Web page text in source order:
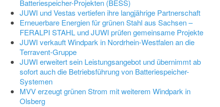
Batteriespeicher-Projekten (BESS)
JUWI und Vestas vertiefen ihre langjährige Partnerschaft
Erneuerbare Energien für grünen Stahl aus Sachsen –
FERALPI STAHL und JUWI prüfen gemeinsame Projekte
JUWI verkauft Windpark in Nordrhein-Westfalen an die
Terravent-Gruppe
JUWI erweitert sein Leistungsangebot und übernimmt ab
sofort auch die Betriebsführung von Batteriespeicher-
Systemen
MVV erzeugt grünen Strom mit weiterem Windpark in
Olsberg